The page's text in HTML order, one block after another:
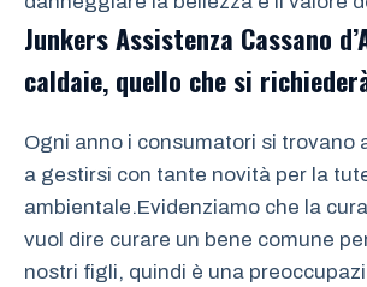
Junkers Assistenza Cassano
caldaie, quello che si
Ogni anno i consumatori si trovano
a gestirsi con tante novità per la
ambientale.Evidenziamo che la
vuol dire curare un bene comune
nostri figli, quindi è una